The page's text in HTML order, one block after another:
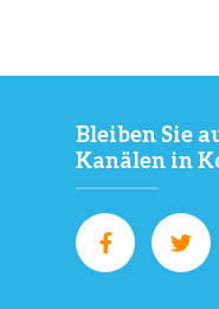
Bleiben Sie
Kanälen in